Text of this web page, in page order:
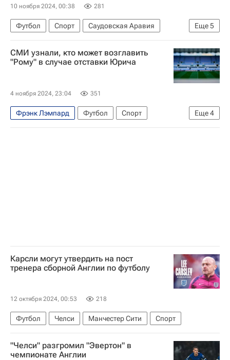
10 ноября 2024, 00:38 281
Еще5
Футбол Спорт
Саудовская Аравия
Роберто Манчини
Рома
Зенит
Иван Юрич
Даниэле Де Росси
СМИ узнали, кто может возглавить
"Рому" в случае отставки Юрича
4 ноября 2024, 23:04 351
Еще4
Фрэнк Лэмпард Футбол
Спорт
Иван Юрич
Паулу Соуза
Рома
Карсли могут утвердить на пост
тренера сборной Англии по футболу
12 октября 2024, 00:53 218
Футбол Челси Манчестер Сити Спорт
"Челси" разгромил "Эвертон" в
чемпионате Англии